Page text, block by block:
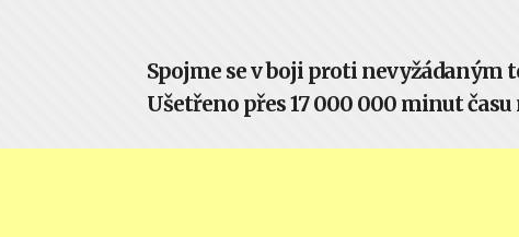
Spojme se v boji proti nevyžádaným
Ušetřeno přes 17 000 000 minut času